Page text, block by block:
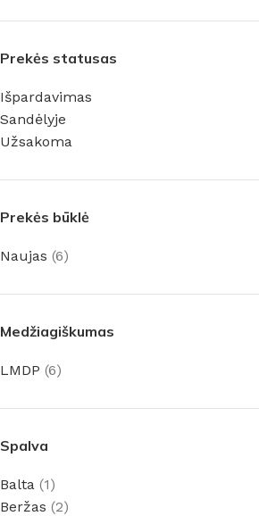
Prekės statusas
Išpardavimas
Sandėlyje
Užsakoma
Prekės būklė
Naujas (6)
Medžiagiškumas
LMDP (6)
Spalva
Balta (1)
Beržas (2)